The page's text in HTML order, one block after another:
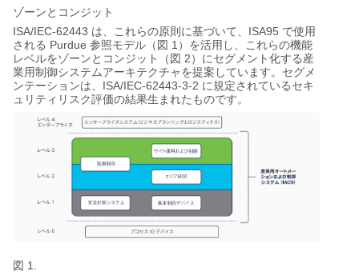
ゾーンとコンジット
ISA/IEC-62443 は、これらの原則に基づいて、 ISA95 で使用
される Purdue 参照モデル（図 1 ）を活用し、これらの機能
レベルをゾーンとコンジット（図 2 ）にセグメント化する産
業用制御システムアーキテクチャを提案しています。セグメ
ンテーションは、 ISA/IEC-62443-3-2 に規定されているセキ
ュリティリスク評価の結果生まれたものです。
図 1.